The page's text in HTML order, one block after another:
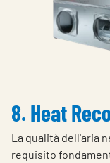
8. Heat
La qualità dell'aria
requisito